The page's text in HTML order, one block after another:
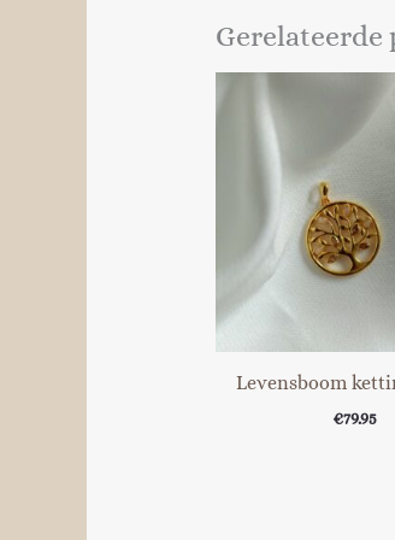
Gerelateerde
Levensboom
€79.95